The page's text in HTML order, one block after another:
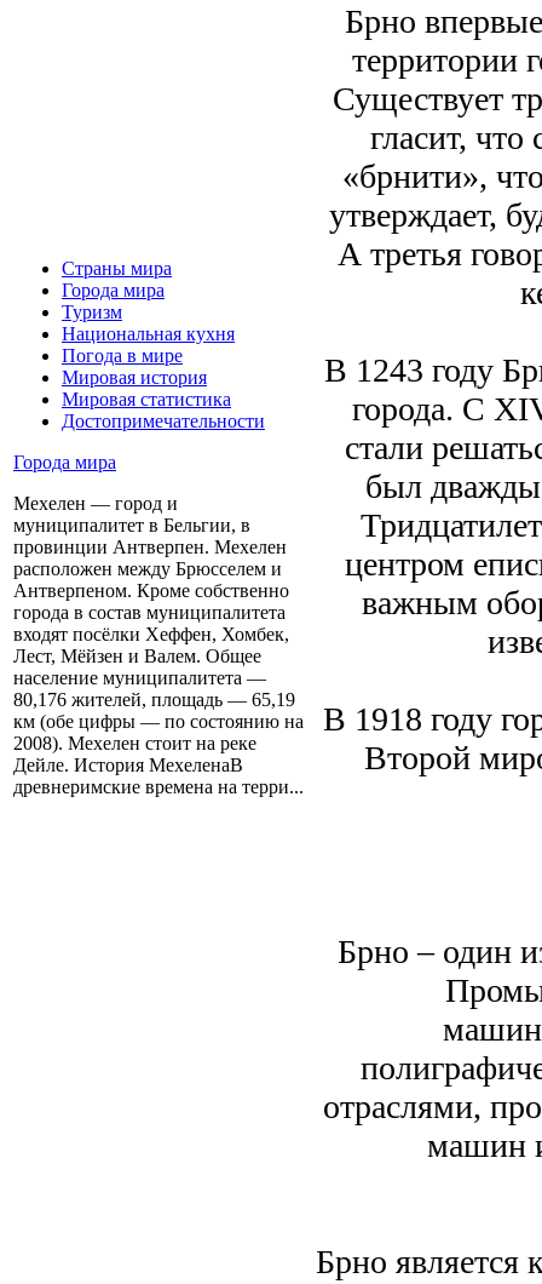
Страны мира
Города мира
Туризм
Национальная кухня
Погода в мире
Мировая история
Мировая статистика
Достопримечательности
Города мира
Мехелен — город и
муниципалитет в Бельгии, в
провинции Антверпен. Мехелен
расположен между Брюсселем и
Антверпеном. Кроме собственно
города в состав муниципалитета
входят посёлки Хеффен, Хомбек,
Лест, Мёйзен и Валем. Общее
население муниципалитета —
80,176 жителей, площадь — 65,19
км (обе цифры — по состоянию на
2008). Мехелен стоит на реке
Дейле. История МехеленаВ
древнеримские времена на терри...
Брно
территории
Существует
гласит,
«брнити»,
утверждает,
А третья
В 1243 году
города. С
стали
был
центром
важным
В 1918 году
Второй
Брно – один
отраслями,
машин
Брно